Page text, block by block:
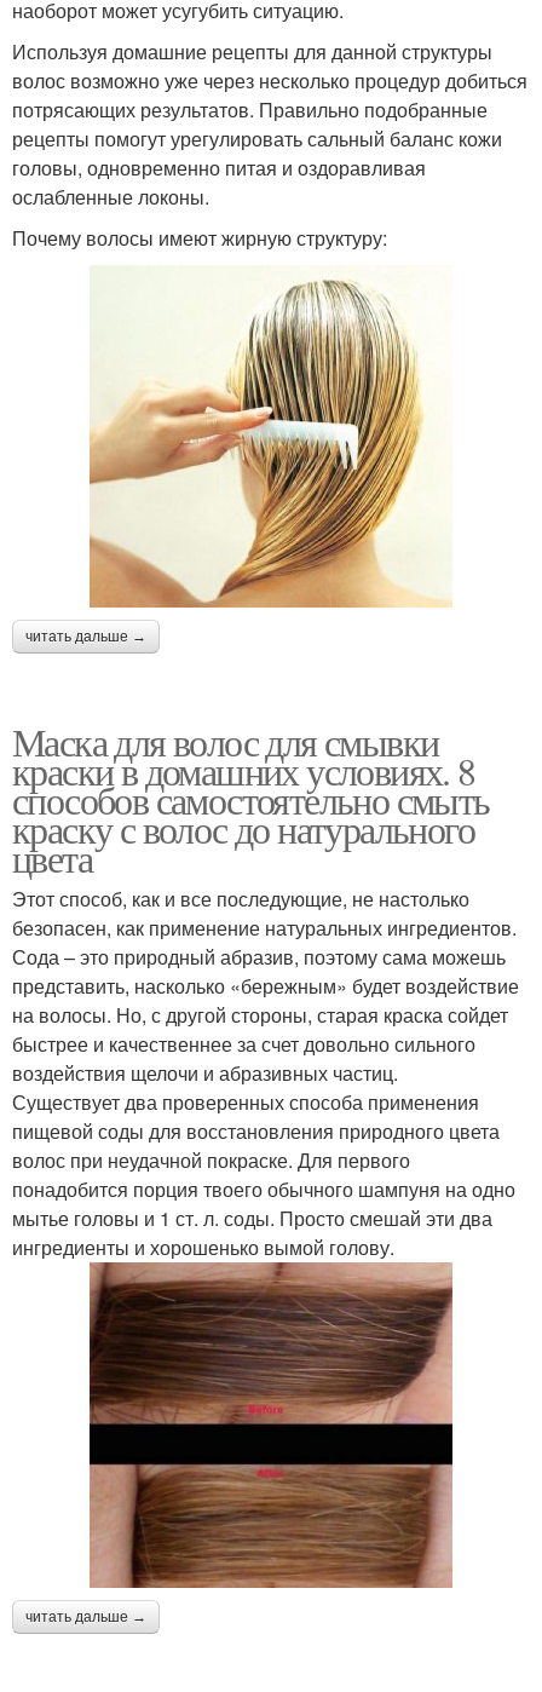
наоборот может усугубить ситуацию.
Используя домашние рецепты для данной структуры
волос возможно уже через несколько процедур добиться
потрясающих результатов. Правильно подобранные
рецепты помогут урегулировать сальный баланс кожи
головы, одновременно питая и оздоравливая
ослабленные локоны.
Почему волосы имеют жирную структуру:
читать дальше →
Маска для волос для смывки
краски в домашних условиях. 8
способов самостоятельно смыть
краску с волос до натурального
цвета
Этот способ, как и все последующие, не настолько
безопасен, как применение натуральных ингредиентов.
Сода – это природный абразив, поэтому сама можешь
представить, насколько «бережным» будет воздействие
на волосы. Но, с другой стороны, старая краска сойдет
быстрее и качественнее за счет довольно сильного
воздействия щелочи и абразивных частиц.
Существует два проверенных способа применения
пищевой соды для восстановления природного цвета
волос при неудачной покраске. Для первого
понадобится порция твоего обычного шампуня на одно
мытье головы и 1 ст. л. соды. Просто смешай эти два
ингредиенты и хорошенько вымой голову.
читать дальше →